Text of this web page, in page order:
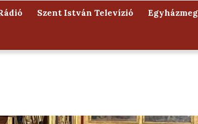
Szent István Televízió